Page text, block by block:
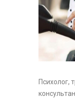
Психолог,